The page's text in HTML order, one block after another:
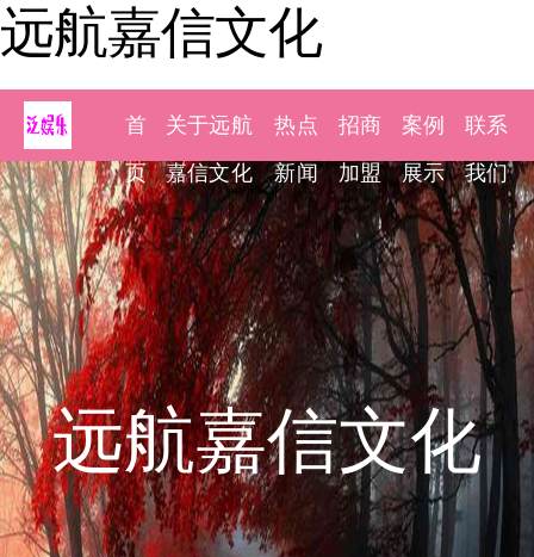
远航嘉信文化
首
页
关于远航
嘉信文化
热点
新闻
招商
加盟
案例
展示
联系
我们
远航嘉信文化